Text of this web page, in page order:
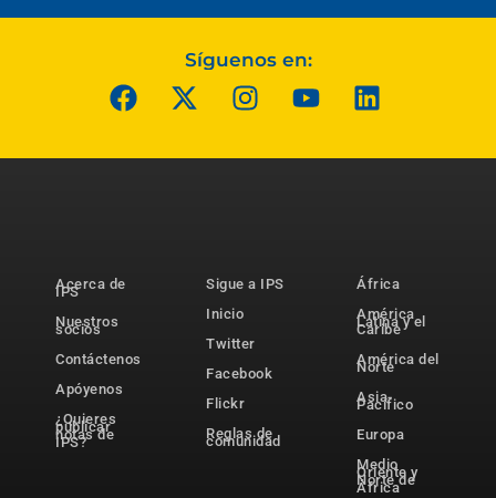
Síguenos en:
Acerca de
IPS
Nuestros
socios
Contáctenos
Apóyenos
¿Quieres
publicar
notas de
IPS?
Sigue a IPS
Inicio
Twitter
Facebook
Flickr
Reglas de
comunidad
África
América
Latina y el
Caribe
América del
Norte
Asia-
Pacífico
Europa
Medio
Oriente y
Norte de
África